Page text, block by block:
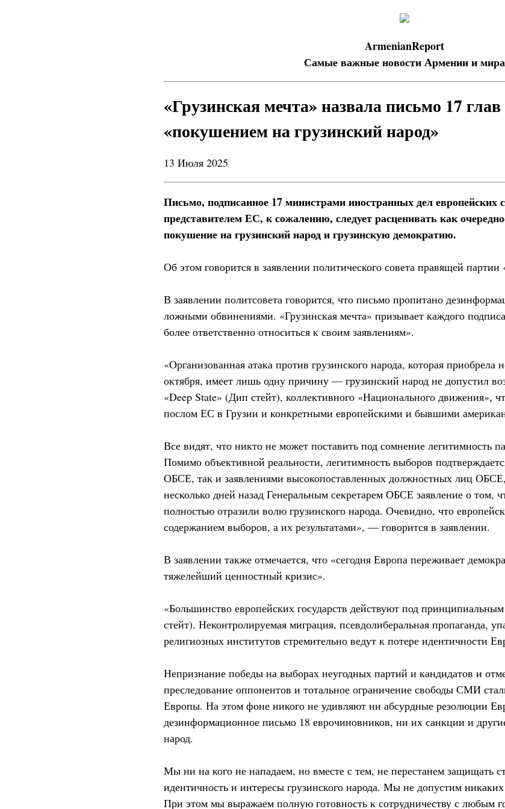
ArmenianReport
Самые важные новости Армении и мира
«Грузинская мечта» назвала письмо 17
«покушением на грузинский народ»
13 Июля 2025
Письмо, подписанное 17 министрами иностранных дел европейских
представителем ЕС, к сожалению, следует расценивать как
покушение на грузинский народ и грузинскую демократию.
Об этом говорится в заявлении политического совета правящей партии
В заявлении политсовета говорится, что письмо пропитано
ложными обвинениями. «Грузинская мечта» призывает каждого
более ответственно относиться к своим заявлениям».
«Организованная атака против грузинского народа, которая приобрела
октября, имеет лишь одну причину — грузинский народ не допустил
«Deep State» (Дип стейт), коллективного «Национального движения»,
послом ЕС в Грузии и конкретными европейскими и бывшими
Все видят, что никто не может поставить под сомнение легитимность
Помимо объективной реальности, легитимность выборов
ОБСЕ, так и заявлениями высокопоставленных должностных лиц
несколько дней назад Генеральным секретарем ОБСЕ заявление о том,
полностью отразили волю грузинского народа. Очевидно, что
содержанием выборов, а их результатами», — говорится в заявлении.
В заявлении также отмечается, что «сегодня Европа переживает
тяжелейший ценностный кризис».
«Большинство европейских государств действуют под
стейт). Неконтролируемая миграция, псевдолиберальная пропаганда,
религиозных институтов стремительно ведут к потере идентичности
Непризнание победы на выборах неугодных партий и кандидатов и
преследование оппонентов и тотальное ограничение свободы СМИ
Европы. На этом фоне никого не удивляют ни абсурдные резолюции
дезинформационное письмо 18 еврочиновников, ни их санкции и
народ.
Мы ни на кого не нападаем, но вместе с тем, не перестанем защищать
идентичность и интересы грузинского народа. Мы не допустим
При этом мы выражаем полную готовность к сотрудничеству с любым